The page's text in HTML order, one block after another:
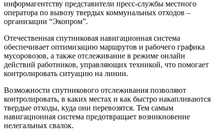
информагентству представители пресс-службы местного
оператора по вывозу твердых коммунальных отходов –
организации “Экопром”.
Отечественная спутниковая навигационная система
обеспечивает оптимизацию маршрутов и рабочего графика
мусоровозов, а также отслеживание в режиме онлайн
действий работников, управляющих техникой, что помогает
контролировать ситуацию на линии.
Возможности спутникового отслеживания позволяют
контролировать, в каких местах и как быстро накапливаются
твердые отходы, куда они перевозятся. Тем самым
навигационная система предотвращает возникновение
нелегальных свалок.